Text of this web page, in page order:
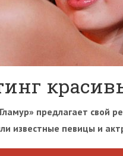
предлагает свой
известные певицы и